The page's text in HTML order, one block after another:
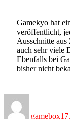
Gamekyo hat
veröffentlicht,
Ausschnitte aus
auch sehr viele
Ebenfalls bei
bisher nicht
gamebox